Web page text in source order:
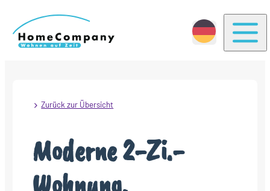
Zurück zur Übersicht
Moderne 2-Zi.-